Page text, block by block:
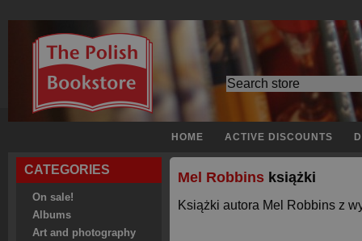
HOME ACTIVE DISCOUNTS
CATEGORIES
On sale!
Albums
Art and photography
Mel Robbins książki
Książki autora Mel Robbins z